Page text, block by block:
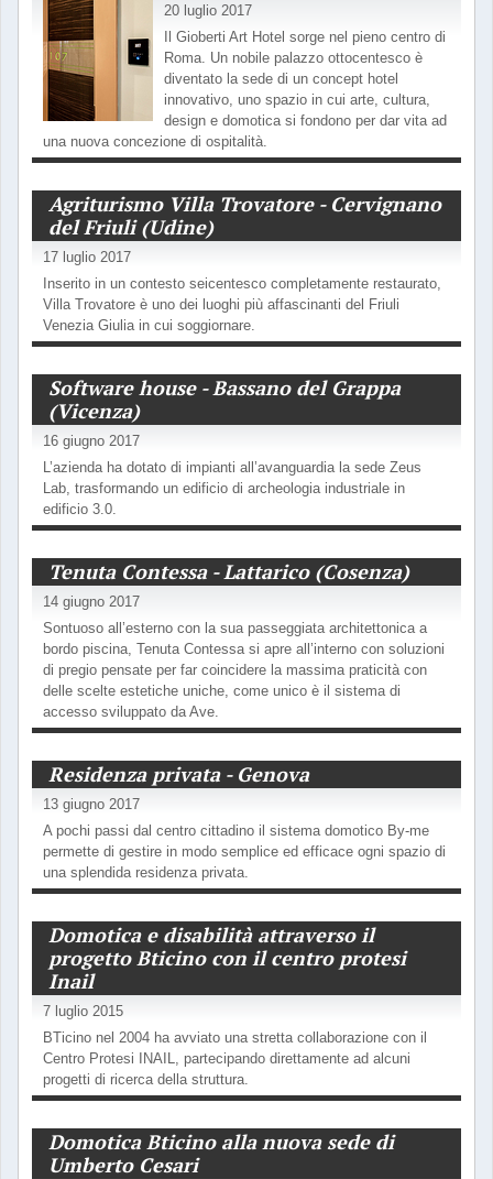
20 luglio 2017
Il Gioberti Art Hotel sorge nel pieno centro di
Roma. Un nobile palazzo ottocentesco è
diventato la sede di un concept hotel
innovativo, uno spazio in cui arte, cultura,
design e domotica si fondono per dar vita ad
una nuova concezione di ospitalità.
Agriturismo Villa Trovatore - Cervignano
del Friuli (Udine)
17 luglio 2017
Inserito in un contesto seicentesco completamente restaurato,
Villa Trovatore è uno dei luoghi più affascinanti del Friuli
Venezia Giulia in cui soggiornare.
Software house - Bassano del Grappa
(Vicenza)
16 giugno 2017
L’azienda ha dotato di impianti all’avanguardia la sede Zeus
Lab, trasformando un edificio di archeologia industriale in
edificio 3.0.
Tenuta Contessa - Lattarico (Cosenza)
14 giugno 2017
Sontuoso all’esterno con la sua passeggiata architettonica a
bordo piscina, Tenuta Contessa si apre all’interno con soluzioni
di pregio pensate per far coincidere la massima praticità con
delle scelte estetiche uniche, come unico è il sistema di
accesso sviluppato da Ave.
Residenza privata - Genova
13 giugno 2017
A pochi passi dal centro cittadino il sistema domotico By-me
permette di gestire in modo semplice ed efficace ogni spazio di
una splendida residenza privata.
Domotica e disabilità attraverso il
progetto Bticino con il centro protesi
Inail
7 luglio 2015
BTicino nel 2004 ha avviato una stretta collaborazione con il
Centro Protesi INAIL, partecipando direttamente ad alcuni
progetti di ricerca della struttura.
Domotica Bticino alla nuova sede di
Umberto Cesari